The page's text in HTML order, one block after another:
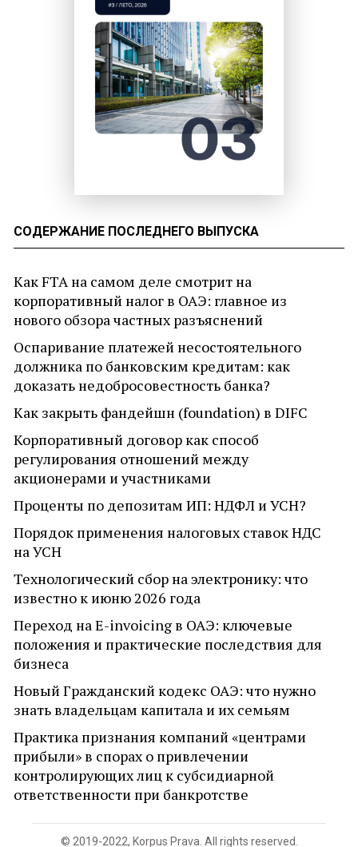
СОДЕРЖАНИЕ ПОСЛЕДНЕГО ВЫПУСКА
Как FTA на самом деле смотрит на
корпоративный налог в ОАЭ: главное из
нового обзора частных разъяснений
Оспаривание платежей несостоятельного
должника по банковским кредитам: как
доказать недобросовестность банка?
Как закрыть фандейшн (foundation) в DIFC
Корпоративный договор как способ
регулирования отношений между
акционерами и участниками
Проценты по депозитам ИП: НДФЛ и УСН?
Порядок применения налоговых ставок НДС
на УСН
Технологический сбор на электронику: что
известно к июню 2026 года
Переход на E-invoicing в ОАЭ: ключевые
положения и практические последствия для
бизнеса
Новый Гражданский кодекс ОАЭ: что нужно
знать владельцам капитала и их семьям
Практика признания компаний «центрами
прибыли» в спорах о привлечении
контролирующих лиц к субсидиарной
ответственности при банкротстве
© 2019-2022, Korpus Prava. All rights reserved.